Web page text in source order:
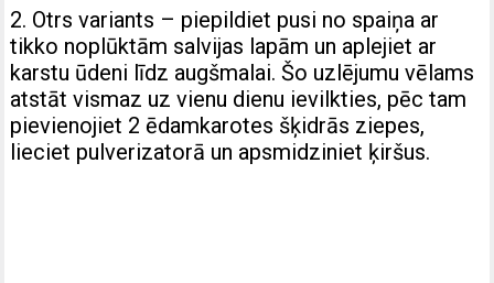
2. Otrs variants – piepildiet pusi no spaiņa ar
tikko noplūktām salvijas lapām un aplejiet ar
karstu ūdeni līdz augšmalai. Šo uzlējumu vēlams
atstāt vismaz uz vienu dienu ievilkties, pēc tam
pievienojiet 2 ēdamkarotes šķidrās ziepes,
lieciet pulverizatorā un apsmidziniet ķiršus.